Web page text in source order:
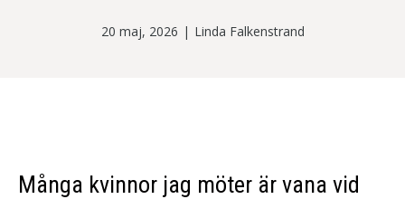
20 maj, 2026 | Linda Falkenstrand
Många kvinnor jag möter är vana vid